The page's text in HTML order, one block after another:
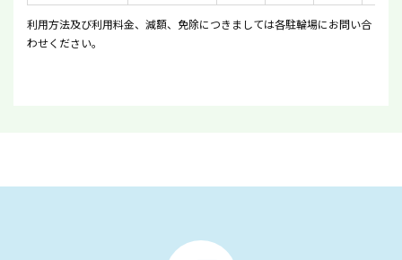
利用方法及び利用料金、減額、免除につきましては各駐輪場にお問い合
わせください。